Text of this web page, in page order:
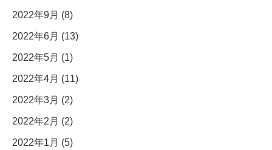
2022年9月 (8)
2022年6月 (13)
2022年5月 (1)
2022年4月 (11)
2022年3月 (2)
2022年2月 (2)
2022年1月 (5)